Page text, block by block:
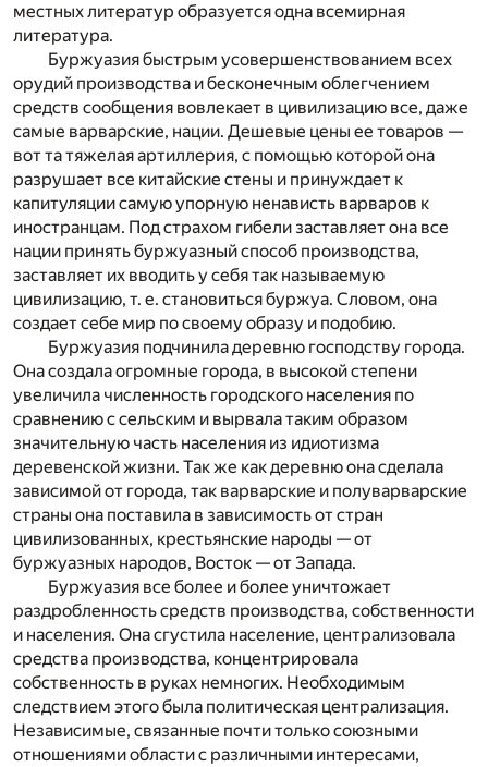
местных литератур образуется одна всемирная
литература.
Буржуазия быстрым усовершенствованием всех
орудий производства и бесконечным облегчением
средств сообщения вовлекает в цивилизацию все, даже
самые варварские, нации. Дешевые цены ее товаров —
вот та тяжелая артиллерия, с помощью которой она
разрушает все китайские стены и принуждает к
капитуляции самую упорную ненависть варваров к
иностранцам. Под страхом гибели заставляет она все
нации принять буржуазный способ производства,
заставляет их вводить у себя так называемую
цивилизацию, т. е. становиться буржуа. Словом, она
создает себе мир по своему образу и подобию.
Буржуазия подчинила деревню господству города.
Она создала огромные города, в высокой степени
увеличила численность городского населения по
сравнению с сельским и вырвала таким образом
значительную часть населения из идиотизма
деревенской жизни. Так же как деревню она сделала
зависимой от города, так варварские и полуварварские
страны она поставила в зависимость от стран
цивилизованных, крестьянские народы — от
буржуазных народов, Восток — от Запада.
Буржуазия все более и более уничтожает
раздробленность средств производства, собственности
и населения. Она сгустила население, централизовала
средства производства, концентрировала
собственность в руках немногих. Необходимым
следствием этого была политическая централизация.
Независимые, связанные почти только союзными
отношениями области с различными интересами,